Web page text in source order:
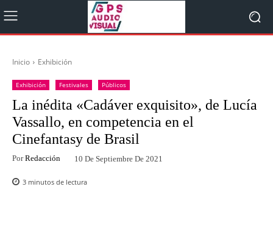
Inicio Exhibición
Exhibición Festivales Públicos
La inédita «Cadáver exquisito», de Lucía
Vassallo, en competencia en el
Cinefantasy de Brasil
Por Redacción 10 De Septiembre De 2021
3 minutos de lectura